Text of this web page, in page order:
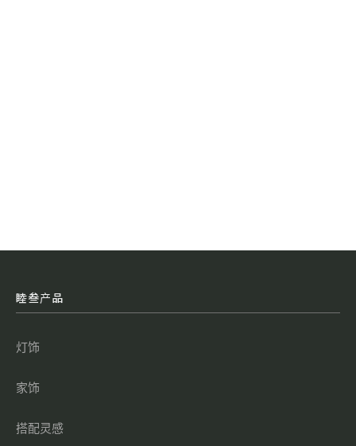
睦叁产品
灯饰
家饰
搭配灵感